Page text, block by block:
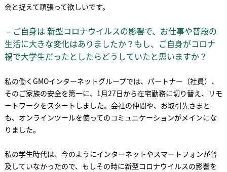
会と捉えて頑張って欲しいです。
－ご自身は 新型コロナウイルスの影響で、お仕事や普段の
生活に大きな変化はありましたか？もし、ご自身がコロナ
禍で大学生だったとしたらどうしていたと思いますか？
私の働くGMOインターネットグループでは、パートナー（社員）、
そのご家族の安全を第一に、1月27日から在宅勤務に切り替え、リモ
ートワークをスタートしました。会社の仲間や、お取引先さまと
も、オンラインツールを使ってのコミュニケーションがメインにな
りました。
私の学生時代は、今のようにインターネットやスマートフォンが普
及していなかったので、もしその時に新型コロナウイルスの影響を